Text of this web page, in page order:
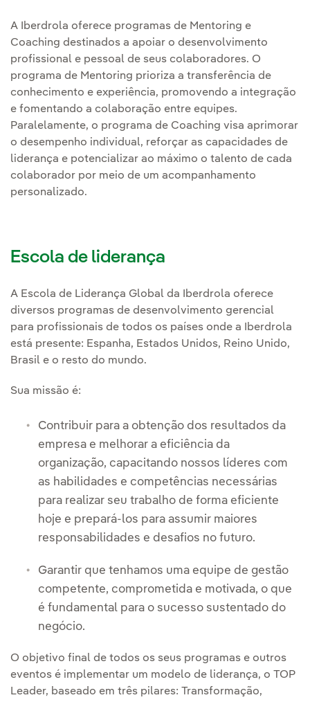
A Iberdrola oferece programas de Mentoring e
Coaching destinados a apoiar o desenvolvimento
profissional e pessoal de seus colaboradores. O
programa de Mentoring prioriza a transferência de
conhecimento e experiência, promovendo a integração
e fomentando a colaboração entre equipes.
Paralelamente, o programa de Coaching visa aprimorar
o desempenho individual, reforçar as capacidades de
liderança e potencializar ao máximo o talento de cada
colaborador por meio de um acompanhamento
personalizado.
Escola de liderança
A Escola de Liderança Global da Iberdrola oferece
diversos programas de desenvolvimento gerencial
para profissionais de todos os países onde a Iberdrola
está presente: Espanha, Estados Unidos, Reino Unido,
Brasil e o resto do mundo.
Sua missão é:
Contribuir para a obtenção dos resultados da
empresa e melhorar a eficiência da
organização, capacitando nossos líderes com
as habilidades e competências necessárias
para realizar seu trabalho de forma eficiente
hoje e prepará-los para assumir maiores
responsabilidades e desafios no futuro.
Garantir que tenhamos uma equipe de gestão
competente, comprometida e motivada, o que
é fundamental para o sucesso sustentado do
negócio.
O objetivo final de todos os seus programas e outros
eventos é implementar um modelo de liderança, o TOP
Leader, baseado em três pilares: Transformação,